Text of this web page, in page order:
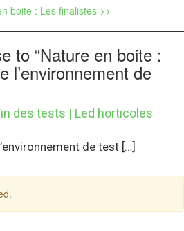
boite : Les finalistes >>
to “Nature en boite :
l’environnement de
des tests | Led horticoles
de test […]